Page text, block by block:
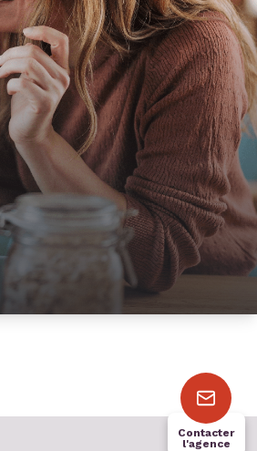
Contacter
l'agence